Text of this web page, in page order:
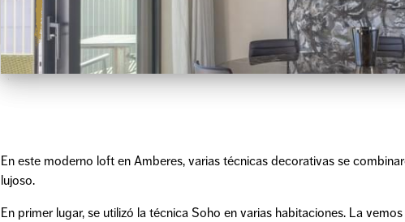
En este moderno loft en Amberes, varias técnicas decorativas se
lujoso.
En primer lugar, se utilizó la técnica Soho en varias habitaciones. La